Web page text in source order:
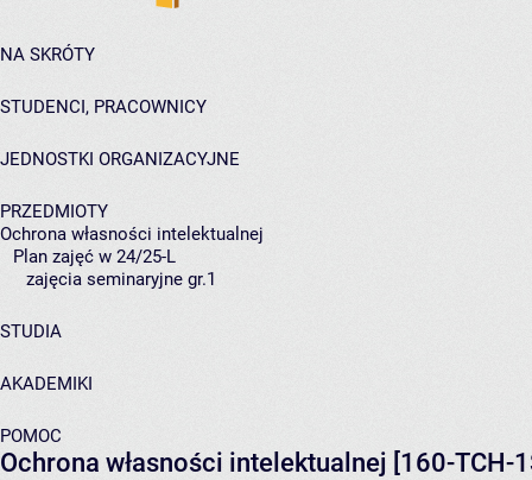
NA SKRÓTY
STUDENCI, PRACOWNICY
JEDNOSTKI ORGANIZACYJNE
PRZEDMIOTY
Ochrona własności intelektualnej
Plan zajęć w 24/25-L
zajęcia seminaryjne gr.1
STUDIA
AKADEMIKI
POMOC
Ochrona własności intelektualnej [160-TCH-